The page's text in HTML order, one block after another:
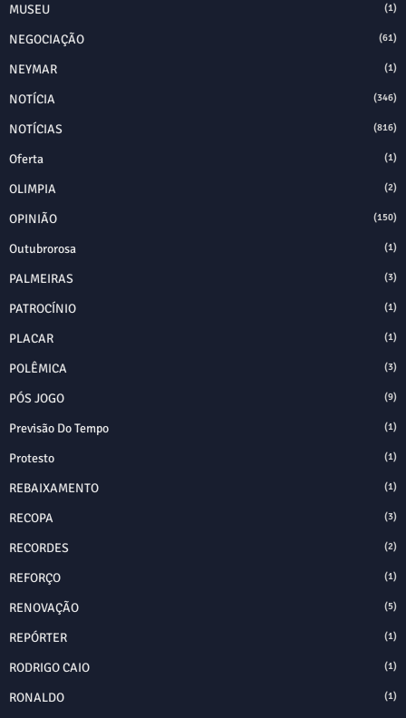
MUSEU (1)
NEGOCIAÇÃO (61)
NEYMAR (1)
NOTÍCIA (346)
NOTÍCIAS (816)
Oferta (1)
OLIMPIA (2)
OPINIÃO (150)
Outubrorosa (1)
PALMEIRAS (3)
PATROCÍNIO (1)
PLACAR (1)
POLÊMICA (3)
PÓS JOGO (9)
Previsão Do Tempo (1)
Protesto (1)
REBAIXAMENTO (1)
RECOPA (3)
RECORDES (2)
REFORÇO (1)
RENOVAÇÃO (5)
REPÓRTER (1)
RODRIGO CAIO (1)
RONALDO (1)